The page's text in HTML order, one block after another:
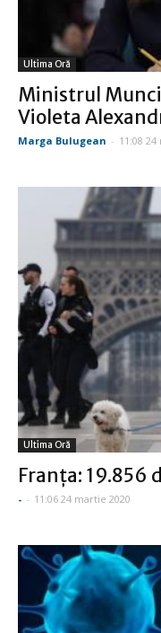
Ultima Oră
Ministrul
Violeta
Marga Bulugean - 11:08
Ultima Oră
Franţa: 19.856
- - 11:06 24 martie 2020